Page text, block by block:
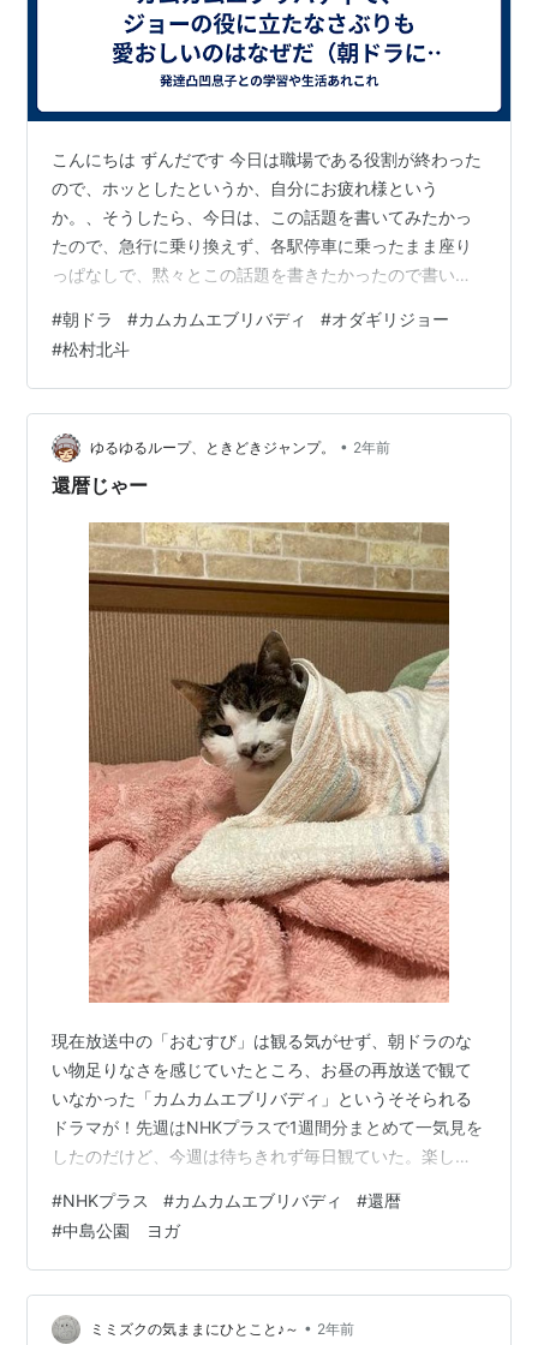
こんにちは ずんだです 今日は職場である役割が終わった
ので、ホッとしたというか、自分にお疲れ様という
か。、そうしたら、今日は、この話題を書いてみたかっ
たので、急行に乗り換えず、各駅停車に乗ったまま座り
っぱなしで、黙々とこの話題を書きたかったので書いて
て、このドラマ好きだったんだなと改めてかみしてめて
見ている。 3人の女性主人公が、それぞれの時代を懸命
に生きていく物語で、一人目の安子は戦前から戦後二人
目の安子の子供のるいは、終戦少し前に生まれその後
を。3人目のひなたは高度成長期ぐらいか私、この藤本有
紀という人の脚本、好きなのかも確か、ちりとてちん
#朝ドラ #カムカムエブリバディ #オダギリジョー
#松村北斗
ゆるゆるループ、ときどきジャンプ。 • 2年前
還暦じゃー
現在放送中の「おむすび」は観る気がせず、朝ドラのな
い物足りなさを感じていたところ、お昼の再放送で観て
いなかった「カムカムエブリバディ」というそそられる
ドラマが！先週はNHKプラスで1週間分まとめて一気見を
したのだけど、今週は待ちきれず毎日観ていた。楽しみ
した 今年も誕生日がやってきた 11月が終わってしまう
～!!色々なことに右往左往している間に先日誕生日がやっ
てきてしまい、何とわたくし還暦を迎えました～♪こんな
未熟な60歳でいいのでしょうか…還暦だとはちょっと恥
ずかしくて言えないくらい、あまりに不相応な出で立ち
#NHKプラス #カムカムエブリバディ #還暦
#中島公園 ヨガ
ミミズクの気ままにひとこと♪～ • 2年前